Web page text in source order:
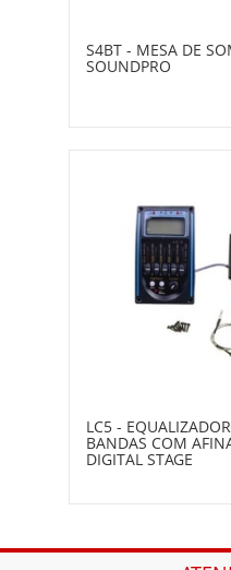
S4BT - MESA DE
SOUNDPRO
LC5 -
BANDAS COM
DIGITAL STAGE